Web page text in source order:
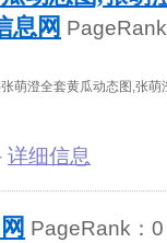
息网
萌澄全套黄瓜动态图,张
详细信息
PageRank： 0